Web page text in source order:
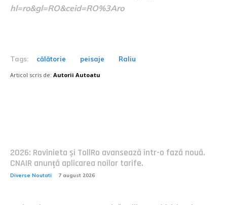
hl=ro&gl=RO&ceid=RO%3Aro
Tags: călătorie peisaje Raliu
Articol scris de: Autorii Autoatu
2026: Rovinieta și TollRo avansează într-o fază nouă.
CNAIR anunță aplicarea noilor tarife.
Diverse Noutati 7 august 2026